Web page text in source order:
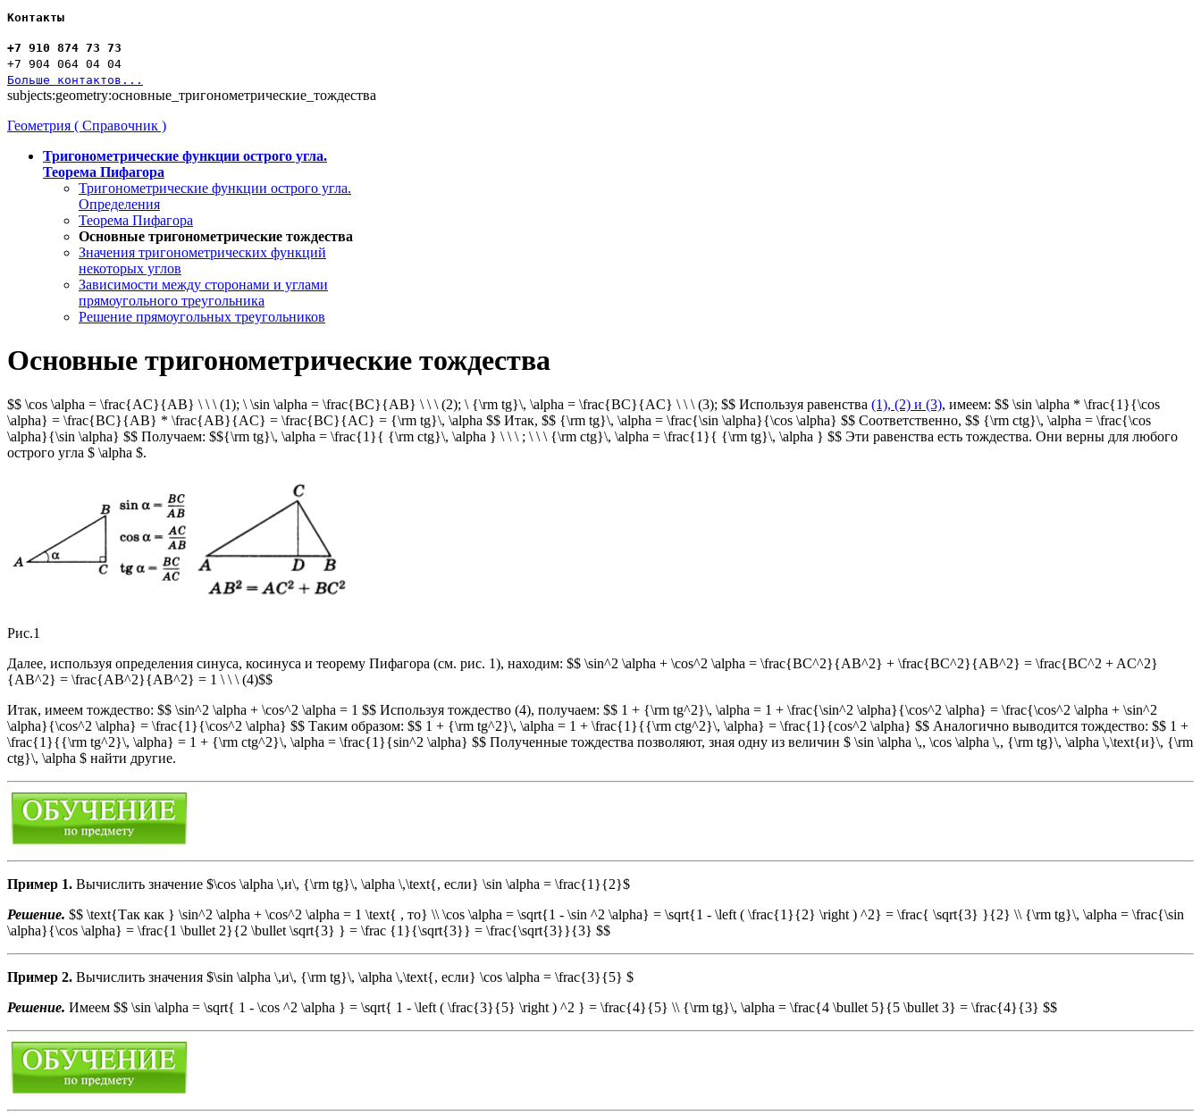
Контакты
+7 910 874 73 73
+7 904 064 04 04
Больше контактов...
subjects:geometry:основные_тригонометрические_тождества
Геометрия ( Справочник )
Тригонометрические функции острого угла.
Теорема Пифагора
Тригонометрические функции острого угла.
Определения
Теорема Пифагора
Основные тригонометрические тождества
Значения тригонометрических функций
некоторых углов
Зависимости между сторонами и углами
прямоугольного треугольника
Решение прямоугольных треугольников
Основные тригонометрические тождества
$$ \cos \alpha = \frac{AC}{AB} \ \ \ (1); \ \sin \alpha = \frac{BC}{AB} \ \ \ (2); \ {\rm tg}\, \alpha = \frac{BC}{AC} \ \ \ (3); $$ Используя равенства (1), (2) и (3), имеем: $$ \sin \alpha * \frac{1}{\cos
\alpha} = \frac{BC}{AB} * \frac{AB}{AC} = \frac{BC}{AC} = {\rm tg}\, \alpha $$ Итак, $$ {\rm tg}\, \alpha = \frac{\sin \alpha}{\cos \alpha} $$ Соответственно, $$ {\rm ctg}\, \alpha = \frac{\cos
\alpha}{\sin \alpha} $$ Получаем: $${\rm tg}\, \alpha = \frac{1}{ {\rm ctg}\, \alpha } \ \ \ ; \ \ \ {\rm ctg}\, \alpha = \frac{1}{ {\rm tg}\, \alpha } $$ Эти равенства есть тождества. Они верны для любого
острого угла $ \alpha $.
Рис.1
Далее, используя определения синуса, косинуса и теорему Пифагора (см. рис. 1), находим: $$ \sin^2 \alpha + \cos^2 \alpha = \frac{BC^2}{AB^2} + \frac{BC^2}{AB^2} = \frac{BC^2 + AC^2}
{AB^2} = \frac{AB^2}{AB^2} = 1 \ \ \ (4)$$
Итак, имеем тождество: $$ \sin^2 \alpha + \cos^2 \alpha = 1 $$ Используя тождество (4), получаем: $$ 1 + {\rm tg^2}\, \alpha = 1 + \frac{\sin^2 \alpha}{\cos^2 \alpha} = \frac{\cos^2 \alpha + \sin^2
\alpha}{\cos^2 \alpha} = \frac{1}{\cos^2 \alpha} $$ Таким образом: $$ 1 + {\rm tg^2}\, \alpha = 1 + \frac{1}{{\rm ctg^2}\, \alpha} = \frac{1}{cos^2 \alpha} $$ Аналогично выводится тождество: $$ 1 +
\frac{1}{{\rm tg^2}\, \alpha} = 1 + {\rm ctg^2}\, \alpha = \frac{1}{sin^2 \alpha} $$ Полученные тождества позволяют, зная одну из величин $ \sin \alpha \,, \cos \alpha \,, {\rm tg}\, \alpha \,\text{и}\, {\rm
ctg}\, \alpha $ найти другие.
Пример 1. Вычислить значение $\cos \alpha \,и\, {\rm tg}\, \alpha \,\text{, если} \sin \alpha = \frac{1}{2}$
Решение. $$ \text{Так как } \sin^2 \alpha + \cos^2 \alpha = 1 \text{ , то} \\ \cos \alpha = \sqrt{1 - \sin ^2 \alpha} = \sqrt{1 - \left ( \frac{1}{2} \right ) ^2} = \frac{ \sqrt{3} }{2} \\ {\rm tg}\, \alpha = \frac{\sin
\alpha}{\cos \alpha} = \frac{1 \bullet 2}{2 \bullet \sqrt{3} } = \frac {1}{\sqrt{3}} = \frac{\sqrt{3}}{3} $$
Пример 2. Вычислить значения $\sin \alpha \,и\, {\rm tg}\, \alpha \,\text{, если} \cos \alpha = \frac{3}{5} $
Решение. Имеем $$ \sin \alpha = \sqrt{ 1 - \cos ^2 \alpha } = \sqrt{ 1 - \left ( \frac{3}{5} \right ) ^2 } = \frac{4}{5} \\ {\rm tg}\, \alpha = \frac{4 \bullet 5}{5 \bullet 3} = \frac{4}{3} $$